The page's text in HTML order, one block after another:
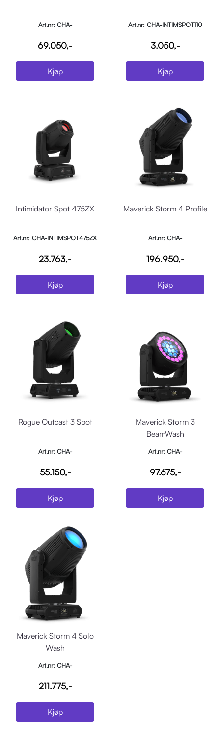
Art.nr: CHA-
69.050,-
Kjøp
Art.nr: CHA-INTIMSPOT110
3.050,-
Kjøp
Intimidator Spot 475ZX
Art.nr: CHA-INTIMSPOT475ZX
23.763,-
Kjøp
Maverick Storm 4 Profile
Art.nr: CHA-
196.950,-
Kjøp
Rogue Outcast 3 Spot
Art.nr: CHA-
55.150,-
Kjøp
Maverick Storm 3
BeamWash
Art.nr: CHA-
97.675,-
Kjøp
Maverick Storm 4 Solo
Wash
Art.nr: CHA-
211.775,-
Kjøp